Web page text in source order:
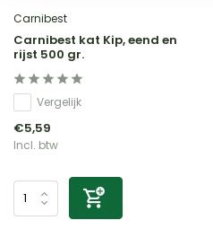
Carnibest
Carnibest kat Kip, eend en
rijst 500 gr.
Vergelijk
€5,59
Incl. btw